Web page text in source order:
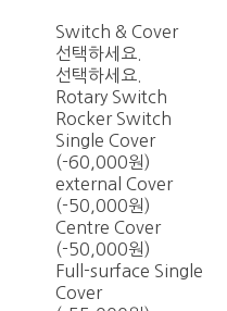
Switch & Cover
선택하세요.
선택하세요.
Rotary Switch
Rocker Switch
Single Cover
(-60,000원)
external Cover
(-50,000원)
Centre Cover
(-50,000원)
Full-surface Single
Cover